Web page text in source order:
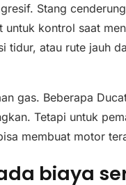
Stang
kontrol saat
tidur, atau rute jauh
gas. Beberapa
Tetapi untuk
membuat motor
biaya